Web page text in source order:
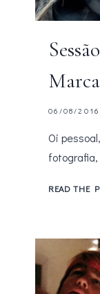
06/08/2016
Oi
READ THE